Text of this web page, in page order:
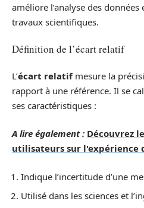
améliore l’analyse des
travaux scientifiques.
Définition de l’écart relatif
L’écart relatifmesure la
rapport à une référence. Il se
ses caractéristiques :
A lire également : Découvrez
utilisateurs sur l'expérience
Indique l’incertitude d’une
Utilisé dans les sciences et